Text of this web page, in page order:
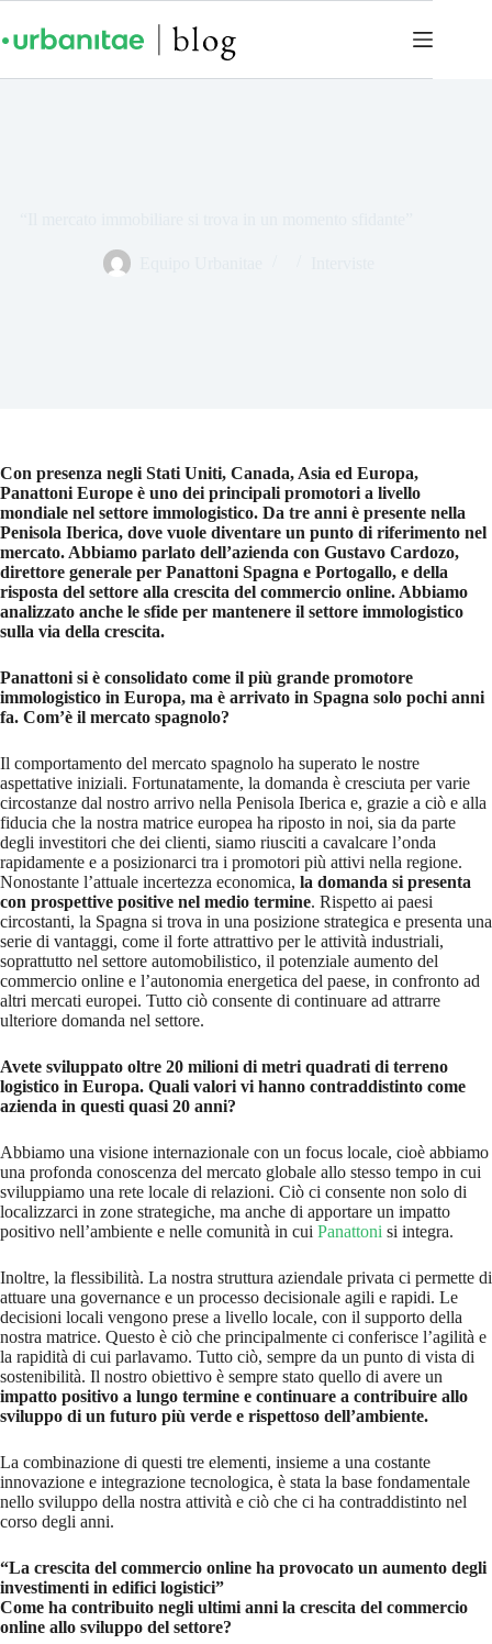
Con presenza negli Stati Uniti, Canada, Asia ed Europa,
Panattoni Europe è uno dei principali promotori a livello
mondiale nel settore immologistico. Da tre anni è presente nella
Penisola Iberica, dove vuole diventare un punto di riferimento nel
mercato. Abbiamo parlato dell’azienda con Gustavo Cardozo,
direttore generale per Panattoni Spagna e Portogallo, e della
risposta del settore alla crescita del commercio online. Abbiamo
analizzato anche le sfide per mantenere il settore immologistico
sulla via della crescita.
Panattoni si è consolidato come il più grande promotore
immologistico in Europa, ma è arrivato in Spagna solo pochi anni
fa. Com’è il mercato spagnolo?
Il comportamento del mercato spagnolo ha superato le nostre
aspettative iniziali. Fortunatamente, la domanda è cresciuta per varie
circostanze dal nostro arrivo nella Penisola Iberica e, grazie a ciò e alla
fiducia che la nostra matrice europea ha riposto in noi, sia da parte
degli investitori che dei clienti, siamo riusciti a cavalcare l’onda
rapidamente e a posizionarci tra i promotori più attivi nella regione.
Nonostante l’attuale incertezza economica, la domanda si presenta
con prospettive positive nel medio termine. Rispetto ai paesi
circostanti, la Spagna si trova in una posizione strategica e presenta una
serie di vantaggi, come il forte attrattivo per le attività industriali,
soprattutto nel settore automobilistico, il potenziale aumento del
commercio online e l’autonomia energetica del paese, in confronto ad
altri mercati europei. Tutto ciò consente di continuare ad attrarre
ulteriore domanda nel settore.
Avete sviluppato oltre 20 milioni di metri quadrati di terreno
logistico in Europa. Quali valori vi hanno contraddistinto come
azienda in questi quasi 20 anni?
Abbiamo una visione internazionale con un focus locale, cioè abbiamo
una profonda conoscenza del mercato globale allo stesso tempo in cui
sviluppiamo una rete locale di relazioni. Ciò ci consente non solo di
localizzarci in zone strategiche, ma anche di apportare un impatto
positivo nell’ambiente e nelle comunità in cui Panattoni si integra.
Inoltre, la flessibilità. La nostra struttura aziendale privata ci permette di
attuare una governance e un processo decisionale agili e rapidi. Le
decisioni locali vengono prese a livello locale, con il supporto della
nostra matrice. Questo è ciò che principalmente ci conferisce l’agilità e
la rapidità di cui parlavamo. Tutto ciò, sempre da un punto di vista di
sostenibilità. Il nostro obiettivo è sempre stato quello di avere un
impatto positivo a lungo termine e continuare a contribuire allo
sviluppo di un futuro più verde e rispettoso dell’ambiente.
La combinazione di questi tre elementi, insieme a una costante
innovazione e integrazione tecnologica, è stata la base fondamentale
nello sviluppo della nostra attività e ciò che ci ha contraddistinto nel
corso degli anni.
“La crescita del commercio online ha provocato un aumento degli
investimenti in edifici logistici”
Come ha contribuito negli ultimi anni la crescita del commercio
online allo sviluppo del settore?